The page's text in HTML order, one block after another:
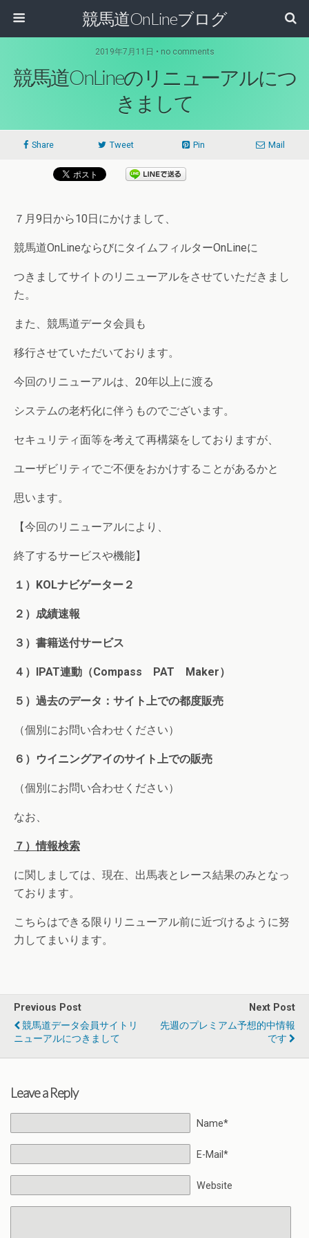
競馬道OnLineブログ
2019年7月11日 • no comments
競馬道OnLineのリニューアルにつ
きまして
Share Tweet Pin Mail
７月9日から10日にかけまして、
競馬道OnLineならびにタイムフィルターOnLineに
つきましてサイトのリニューアルをさせていただきまし
た。
また、競馬道データ会員も
移行させていただいております。
今回のリニューアルは、20年以上に渡る
システムの老朽化に伴うものでございます。
セキュリティ面等を考えて再構築をしておりますが、
ユーザビリティでご不便をおかけすることがあるかと
思います。
【今回のリニューアルにより、
終了するサービスや機能】
１）KOLナビゲーター２
２）成績速報
３）書籍送付サービス
４）IPAT連動（Compass PAT Maker）
５）過去のデータ：サイト上での都度販売
（個別にお問い合わせください）
６）ウイニングアイのサイト上での販売
（個別にお問い合わせください）
なお、
７）情報検索
に関しましては、現在、出馬表とレース結果のみとなっ
ております。
こちらはできる限りリニューアル前に近づけるように努
力してまいります。
Previous Post
競馬道データ会員サイトリ
ニューアルにつきまして
Next Post
先週のプレミアム予想的中情報
です
Leave a Reply
Name*
E-Mail*
Website